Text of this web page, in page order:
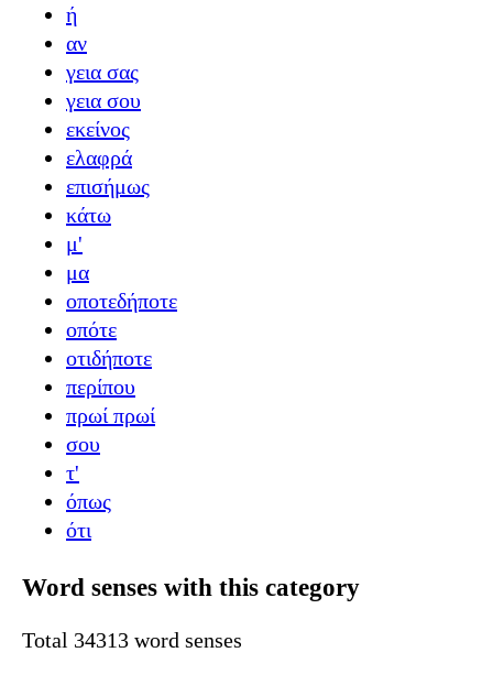
ή
αν
γεια σας
γεια σου
εκείνος
ελαφρά
επισήμως
κάτω
μ'
μα
οποτεδήποτε
οπότε
οτιδήποτε
περίπου
πρωί πρωί
σου
τ'
όπως
ότι
Word senses with this category
Total 34313 word senses